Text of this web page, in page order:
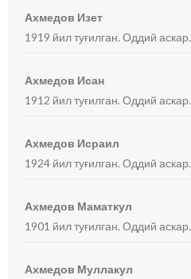
Ахмедов Изет
1919 йил туғилган. Оддий аскар.
Ахмедов Исан
1912 йил туғилган. Оддий аскар.
Ахмедов Исраил
1924 йил туғилган. Оддий аскар.
Ахмедов Маматкул
1901 йил туғилган. Оддий аскар.
Ахмедов Муллакул